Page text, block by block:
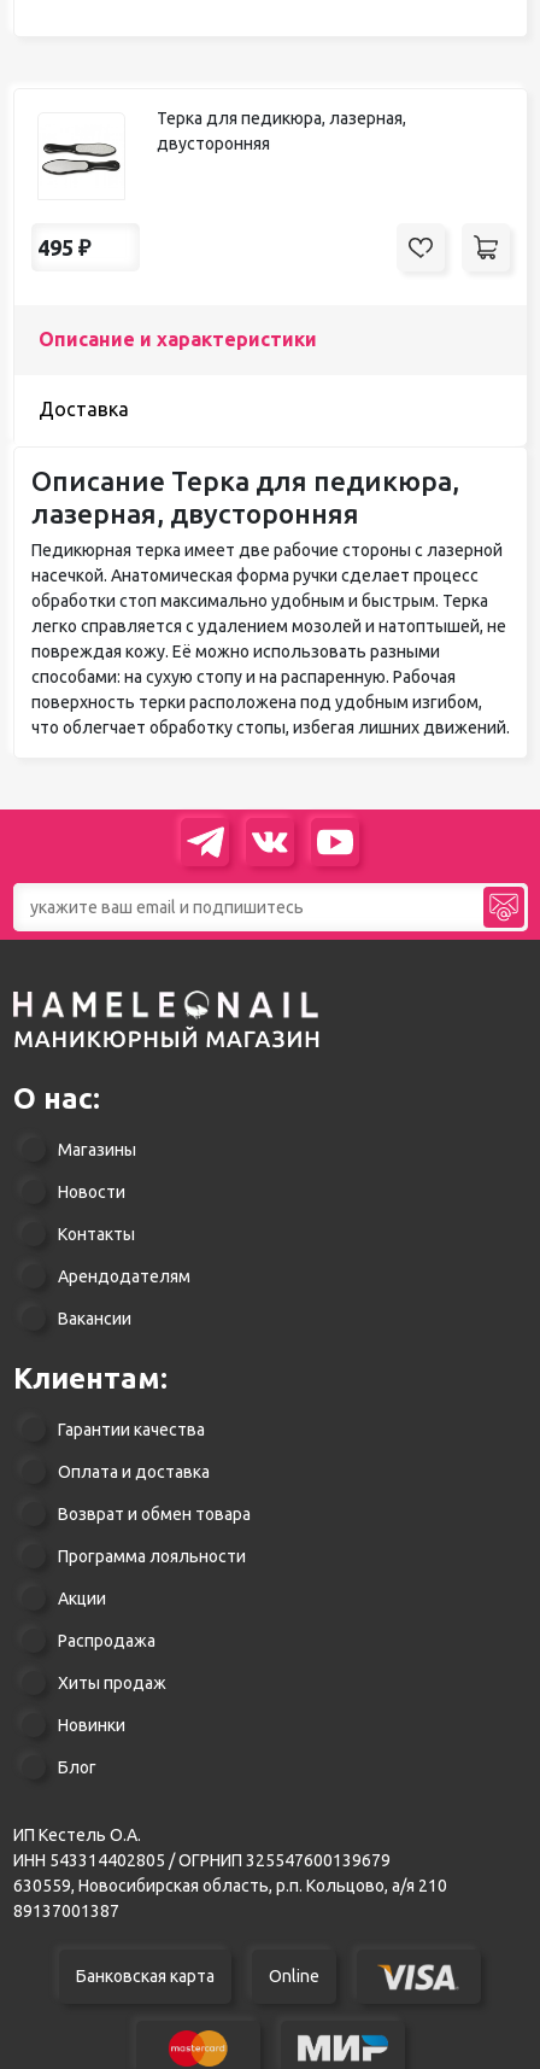
Терка для педикюра, лазерная,
двусторонняя
495 ₽
Описание и характеристики
Доставка
Описание Терка для педикюра,
лазерная, двусторонняя
Педикюрная терка имеет две рабочие стороны с лазерной
насечкой. Анатомическая форма ручки сделает процесс
обработки стоп максимально удобным и быстрым. Терка
легко справляется с удалением мозолей и натоптышей, не
повреждая кожу. Её можно использовать разными
способами: на сухую стопу и на распаренную. Рабочая
поверхность терки расположена под удобным изгибом,
что облегчает обработку стопы, избегая лишних движений.
О нас:
Магазины
Новости
Контакты
Арендодателям
Вакансии
Клиентам:
Гарантии качества
Оплата и доставка
Возврат и обмен товара
Программа лояльности
Акции
Распродажа
Хиты продаж
Новинки
Блог
ИП Кестель О.А.
ИНН 543314402805 / ОГРНИП 325547600139679
630559, Новосибирская область, р.п. Кольцово, а/я 210
89137001387
Банковская карта Online